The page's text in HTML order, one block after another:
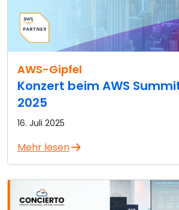
AWS-Gipfel
Konzert beim AWS
2025
16. Juli 2025
Mehr lesen